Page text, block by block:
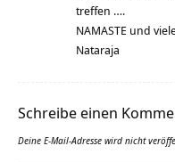
treffen ….
NAMASTE und
Nataraja
Schreibe einen
Deine E-Mail-Adresse wird nicht